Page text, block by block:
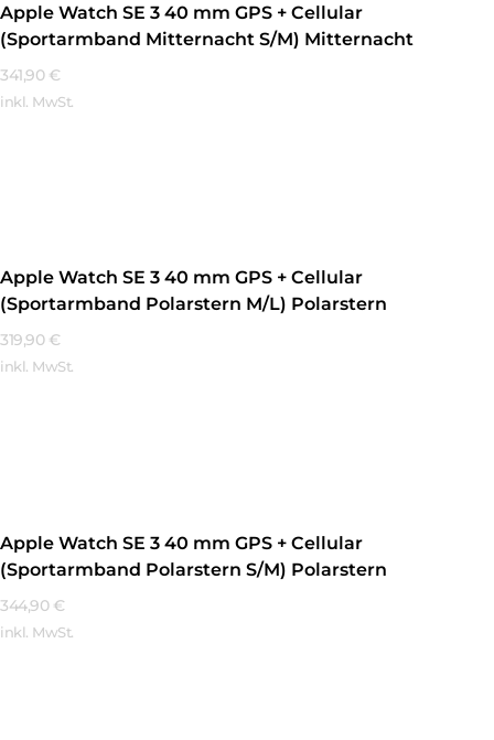
Apple Watch SE 3 40 mm GPS + Cellular
(Sportarmband Mitternacht S/M) Mitternacht
341,90 €
inkl. MwSt.
Apple Watch SE 3 40 mm GPS + Cellular
(Sportarmband Polarstern M/L) Polarstern
319,90 €
inkl. MwSt.
Apple Watch SE 3 40 mm GPS + Cellular
(Sportarmband Polarstern S/M) Polarstern
344,90 €
inkl. MwSt.